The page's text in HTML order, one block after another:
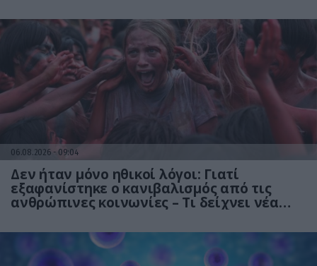
06.08.2026 09:04
Δεν ήταν μόνο ηθικοί λόγοι: Γιατί
εξαφανίστηκε ο κανιβαλισμός από τις
ανθρώπινες κοινωνίες – Τι δείχνει νέα